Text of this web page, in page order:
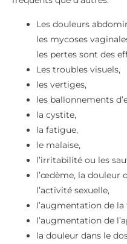
Les douleurs
les mycoses
les pertes sont des
Les troubles visuels,
les vertiges,
les ballonnements
la cystite,
la fatigue,
le malaise,
l’irritabilité ou les
l’œdème, la douleur
l’activité sexuelle,
l’augmentation de
l’augmentation de
la douleur dans le